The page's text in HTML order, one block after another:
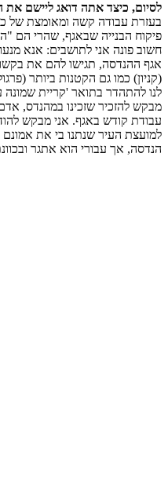
לסיום, כיצד אתה דואג ליישם את
בעזרת עבודה קשה ומאומצת של
פיקוח הבנייה שבאגף, שהרי הם
חשוב פונה אני לתושבים: אנא
אגף ההנדסה, תגישו להם את
(קניון) כמו גם הקטנות ביותר
לנו להתהדר בתואר 'קריית שמונה
מבקש להזכיר שזכינו במהנדס,
עבודת קודש באגף. אני מבקש
למועצת העיר שנתנו בי את
הנדסה, אך עבורי הוא אתגר